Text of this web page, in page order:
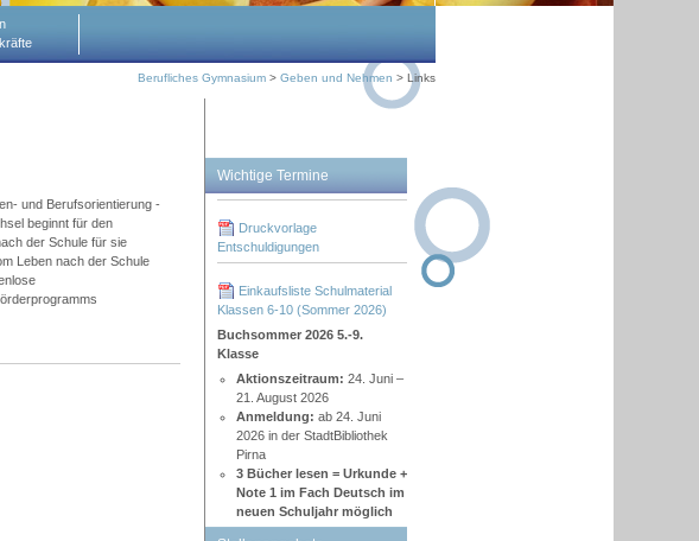
Berufliches Gymnasium > Geben und Nehmen > Links
und Berufsorientierung -
beginnt für den
der Schule für sie
Leben nach der Schule
Wichtige Termine
Druckvorlage
Entschuldigungen
Einkaufsliste Schulmaterial
Klassen 6-10 (Sommer 2026)
Buchsommer 2026 5.-9.
Klasse
Aktionszeitraum: 24. Juni –
21. August 2026
Anmeldung: ab 24. Juni
2026 in der StadtBibliothek
Pirna
3 Bücher lesen = Urkunde +
Note 1 im Fach Deutsch im
neuen Schuljahr möglich